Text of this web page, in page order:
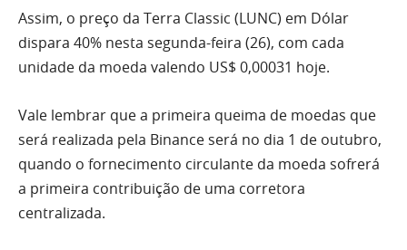
Assim, o preço da Terra Classic (LUNC) em Dólar
dispara 40% nesta segunda-feira (26), com cada
unidade da moeda valendo US$ 0,00031 hoje.
Vale lembrar que a primeira queima de moedas que
será realizada pela Binance será no dia 1 de outubro,
quando o fornecimento circulante da moeda sofrerá
a primeira contribuição de uma corretora
centralizada.